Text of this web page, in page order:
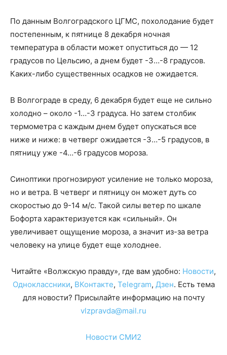
По данным Волгоградского ЦГМС, похолодание будет
постепенным, к пятнице 8 декабря ночная
температура в области может опуститься до — 12
градусов по Цельсию, а днем будет -3…-8 градусов.
Каких-либо существенных осадков не ожидается.
В Волгограде в среду, 6 декабря будет еще не сильно
холодно – около -1…-3 градуса. Но затем столбик
термометра с каждым днем будет опускаться все
ниже и ниже: в четверг ожидается -3…-5 градусов, в
пятницу уже -4…-6 градусов мороза.
Синоптики прогнозируют усиление не только мороза,
но и ветра. В четверг и пятницу он может дуть со
скоростью до 9-14 м/с. Такой силы ветер по шкале
Бофорта характеризуется как «сильный». Он
увеличивает ощущение мороза, а значит из-за ветра
человеку на улице будет еще холоднее.
Читайте «Волжскую правду», где вам удобно: Новости,
Одноклассники, ВКонтакте, Telegram, Дзен. Есть тема
для новости? Присылайте информацию на почту
vlzpravda@mail.ru
Новости СМИ2